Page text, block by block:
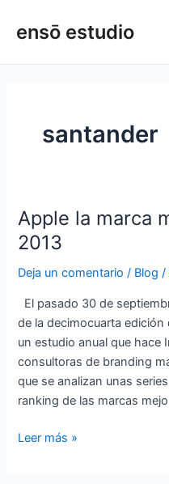
ensō estudio
santander
Apple la marca
2013
Deja un comentario / Blog /
El pasado 30 de
de la decimocuarta edición
un estudio anual que hace
consultoras de branding
que se analizan unas
ranking de las marcas
Apple
la
marca
mejor
del
2013
Leer más »